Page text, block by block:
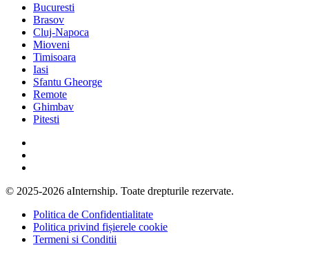
Bucuresti
Brasov
Cluj-Napoca
Mioveni
Timisoara
Iasi
Sfantu Gheorge
Remote
Ghimbav
Pitesti
© 2025-2026 aInternship. Toate drepturile rezervate.
Politica de Confidentialitate
Politica privind fișierele cookie
Termeni si Conditii